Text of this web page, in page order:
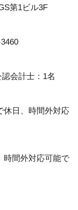
第1ビル3F
会計士：1名
休日、時間外対応
時間外対応可能で